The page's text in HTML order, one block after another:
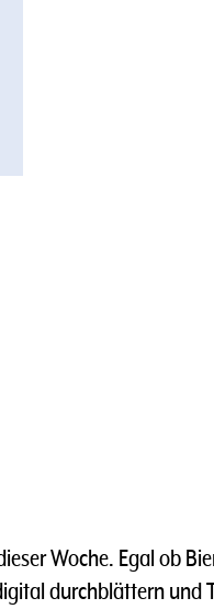
Woche. Egal ob
durchblättern und